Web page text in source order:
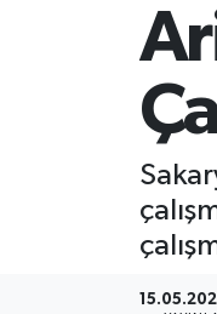
EKONOMİ
EKONOMİ
Süper Lig
Tüm Manşetler
Son Dakika
Haber Arşivi